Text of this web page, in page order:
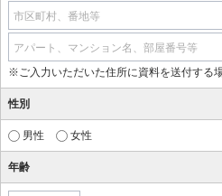
市区町村、番地等
アパート、マンション名、部屋番号等
※ご入力いただいた住所に資料を送付する
性別
男性 女性
年齢